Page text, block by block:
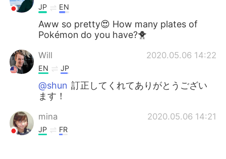
JP EN
Aww so pretty😍 How many plates of
Pokémon do you have?🐥
Will 2020.05.06 14:22
EN JP
@shun 訂正してくれてありがとうござい
ます！
mina 2020.05.06 14:21
JP FR